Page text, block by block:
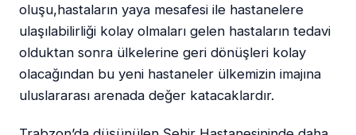
oluşu,hastaların yaya mesafesi ile hastanelere
ulaşılabilirliği kolay olmaları gelen hastaların tedavi
olduktan sonra ülkelerine geri dönüşleri kolay
olacağından bu yeni hastaneler ülkemizin imajına
uluslararası arenada değer katacaklardır.